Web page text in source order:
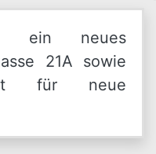
ein neues
21A sowie
für neue